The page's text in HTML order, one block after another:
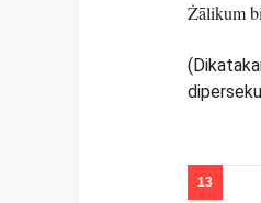
Żālikum